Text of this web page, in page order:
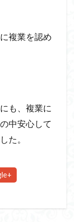
複業を認め
も、複業に
中安心して
た。